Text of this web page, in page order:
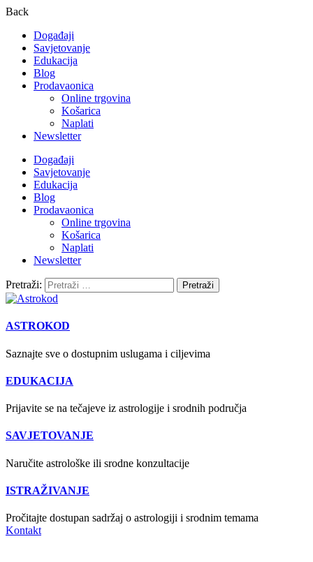
Back
Događaji
Savjetovanje
Edukacija
Blog
Prodavaonica
Online trgovina
Košarica
Naplati
Newsletter
Događaji
Savjetovanje
Edukacija
Blog
Prodavaonica
Online trgovina
Košarica
Naplati
Newsletter
Pretraži:
ASTROKOD
Saznajte sve o dostupnim uslugama i ciljevima
EDUKACIJA
Prijavite se na tečajeve iz astrologije i srodnih područja
SAVJETOVANJE
Naručite astrološke ili srodne konzultacije
ISTRAŽIVANJE
Pročitajte dostupan sadržaj o astrologiji i srodnim temama
Kontakt